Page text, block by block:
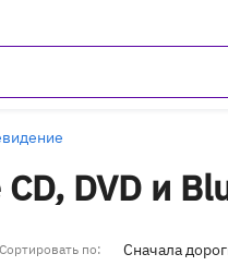
DVD и
Сортировать по: Сначала